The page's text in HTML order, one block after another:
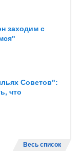
заходим с
Советов":
что
Весь список